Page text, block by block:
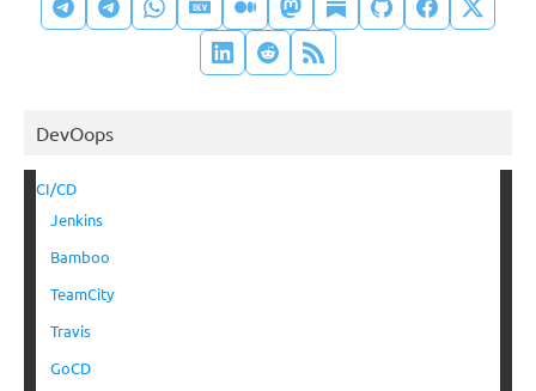
DevOops
CI/CD
Jenkins
Bamboo
TeamCity
Travis
GoCD